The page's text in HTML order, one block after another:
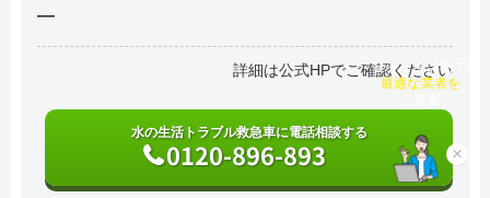
―
詳細は公式HPでご確認ください
水の生活トラブル救急車に電話相談する
0120-896-893 ×
チャット診断で
最適な業者を